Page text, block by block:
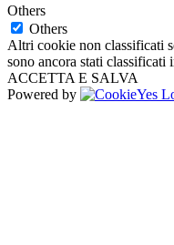
Others
Others
Altri cookie non classificati
sono ancora stati classificati
ACCETTA E SALVA
Powered by